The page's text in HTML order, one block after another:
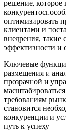
решение, которое
оптимизировать
клиентами и
внедрения, такие
эффективности и
Ключевые
размещения и
прозрачной и
требованиям
становится
конкуренции и
путь к успеху.